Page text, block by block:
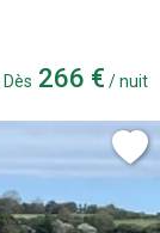
Dès 266 € / nuit